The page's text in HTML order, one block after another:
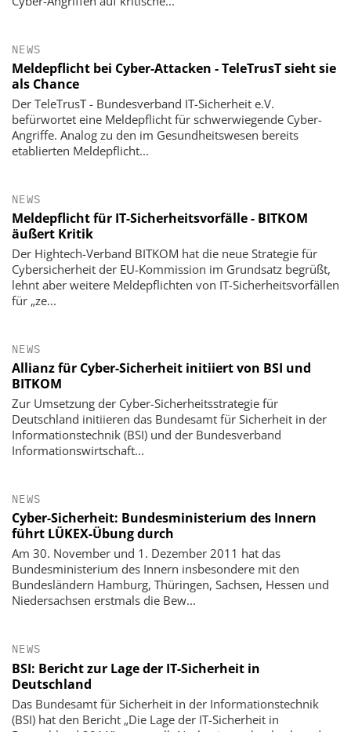
NEWS
Meldepflicht bei Cyber-Attacken - TeleTrusT sieht sie
als Chance
Der TeleTrusT - Bundesverband IT-Sicherheit e.V.
befürwortet eine Meldepflicht für schwerwiegende Cyber-
Angriffe. Analog zu den im Gesundheitswesen bereits
etablierten Meldepflicht...
NEWS
Meldepflicht für IT-Sicherheitsvorfälle - BITKOM
äußert Kritik
Der Hightech-Verband BITKOM hat die neue Strategie für
Cybersicherheit der EU-Kommission im Grundsatz begrüßt,
lehnt aber weitere Meldepflichten von IT-Sicherheitsvorfällen
für „ze...
NEWS
Allianz für Cyber-Sicherheit initiiert von BSI und
BITKOM
Zur Umsetzung der Cyber-Sicherheitsstrategie für
Deutschland initiieren das Bundesamt für Sicherheit in der
Informationstechnik (BSI) und der Bundesverband
Informationswirtschaft...
NEWS
Cyber-Sicherheit: Bundesministerium des Innern
führt LÜKEX-Übung durch
Am 30. November und 1. Dezember 2011 hat das
Bundesministerium des Innern insbesondere mit den
Bundesländern Hamburg, Thüringen, Sachsen, Hessen und
Niedersachsen erstmals die Bew...
NEWS
BSI: Bericht zur Lage der IT-Sicherheit in
Deutschland
Das Bundesamt für Sicherheit in der Informationstechnik
(BSI) hat den Bericht „Die Lage der IT-Sicherheit in